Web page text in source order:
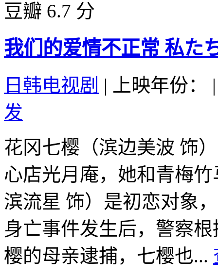
豆瓣 6.7 分
我们的爱情不正常 私た
日韩电视剧 | 上映年份：
|
发
花冈七樱（滨边美波 饰
心店光月庵，她和青梅
滨流星 饰）是初恋对象
身亡事件发生后，警察
樱的母亲逮捕，七樱也...